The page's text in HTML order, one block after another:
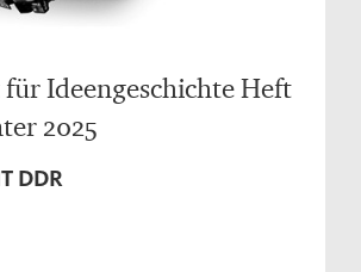
Ideengeschichte Heft
2025
DDR